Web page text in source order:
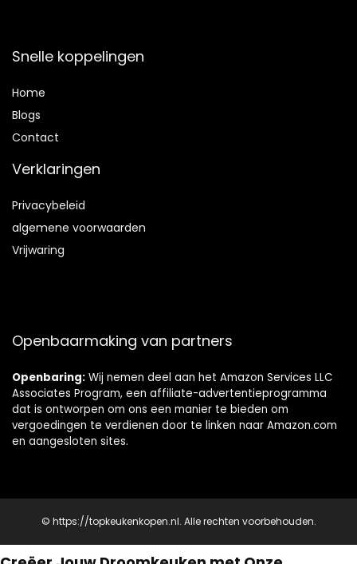
Snelle koppelingen
Home
Blogs
Contact
Verklaringen
Privacybeleid
algemene voorwaarden
Vrijwaring
Openbaarmaking van partners
Openbaring: Wij nemen deel aan het Amazon Services LLC
Associates Program, een affiliate-advertentieprogramma
dat is ontworpen om ons een manier te bieden om
vergoedingen te verdienen door te linken naar Amazon.com
en aangesloten sites.
© https://topkeukenkopen.nl. Alle rechten voorbehouden.